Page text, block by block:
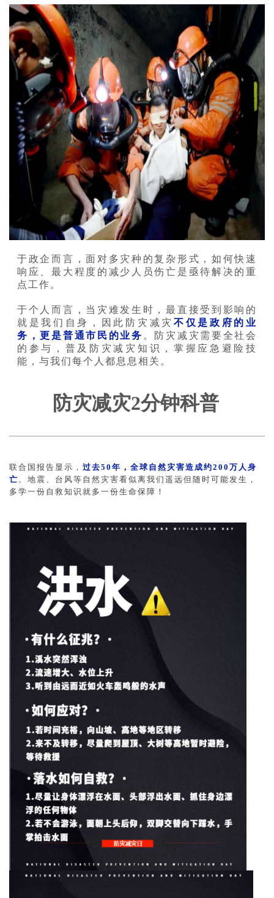
于政企而言，面对多灾种的复杂形式，如何快速
响应、最大程度的减少人员伤亡是亟待解决的重
点工作。
于个人而言，当灾难发生时，最直接受到影响的
就是我们自身，因此防灾减灾 不仅是政府的业
务，更是普通市民的业务 。防灾减灾需要全社会
的参与，普及防灾减灾知识，掌握应急避险技
能，与我们每个人都息息相关。
防灾减灾2分钟科普
联合国报告显示， 过去50年，全球自然灾害造成约200万人身
亡 。 地震、台风等自然灾害看似离我们遥远但随时可能发生，
多学一份自救知识就多一份生命保障！